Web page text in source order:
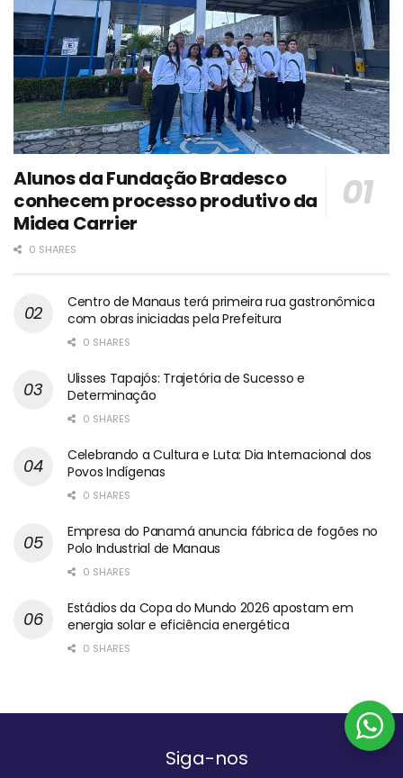
Alunos da Fundação Bradesco
conhecem processo produtivo da
Midea Carrier
0 SHARES
Centro de Manaus terá primeira rua gastronômica
com obras iniciadas pela Prefeitura
0 SHARES
Ulisses Tapajós: Trajetória de Sucesso e
Determinação
0 SHARES
Celebrando a Cultura e Luta: Dia Internacional dos
Povos Indígenas
0 SHARES
Empresa do Panamá anuncia fábrica de fogões no
Polo Industrial de Manaus
0 SHARES
Estádios da Copa do Mundo 2026 apostam em
energia solar e eficiência energética
0 SHARES
Siga-nos